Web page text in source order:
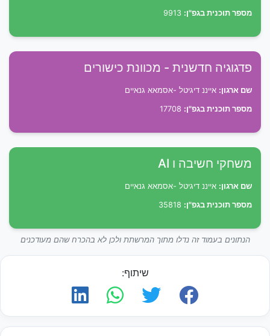
מספר תוכנית בגפ"ן:
פדגוגיה חדשנית - מכוונת כישורים
שם ארגון: אייננ דיגיטל -אסמאא גנאיים
מספר תוכנית בגפ"ן:
משחקי חשיבה ו AI
שם ארגון: אייננ דיגיטל -אסמאא גנאיים
מספר תוכנית בגפ"ן:
הנתונים בעמוד זה נדלו מתוך המרשתת ולכן לא בהכרח שהם מעודכנים
שיתוף: